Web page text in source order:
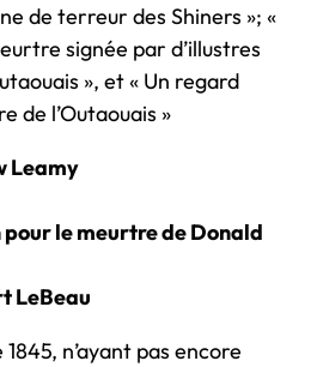
de terreur des Shiners »; «
signée par d’illustres
», et « Un regard
de l’Outaouais »
Leamy
pour le meurtre de Donald
LeBeau
n’ayant pas encore